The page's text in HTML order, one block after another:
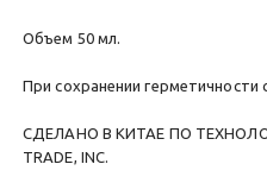
Объем 50 мл.
При сохранении герметичности
СДЕЛАНО В КИТАЕ ПО
TRADE, INC.